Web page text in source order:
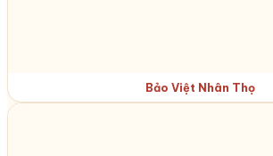
Bảo Việt Nhân Thọ